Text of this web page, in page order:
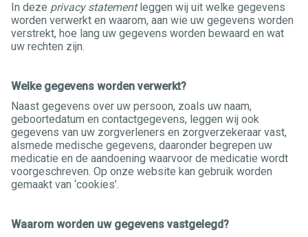
In deze privacy statementleggen wij uit welke gegevens
worden verwerkt en waarom, aan wie uw gegevens worden
verstrekt, hoe lang uw gegevens worden bewaard en wat
uw rechten zijn.
Welke gegevens worden verwerkt?
Naast gegevens over uw persoon, zoals uw naam,
geboortedatum en contactgegevens, leggen wij ook
gegevens van uw zorgverleners en zorgverzekeraar vast,
alsmede medische gegevens, daaronder begrepen uw
medicatie en de aandoening waarvoor de medicatie wordt
voorgeschreven. Op onze website kan gebruik worden
gemaakt van ‘cookies’.
Waarom worden uw gegevens vastgelegd?